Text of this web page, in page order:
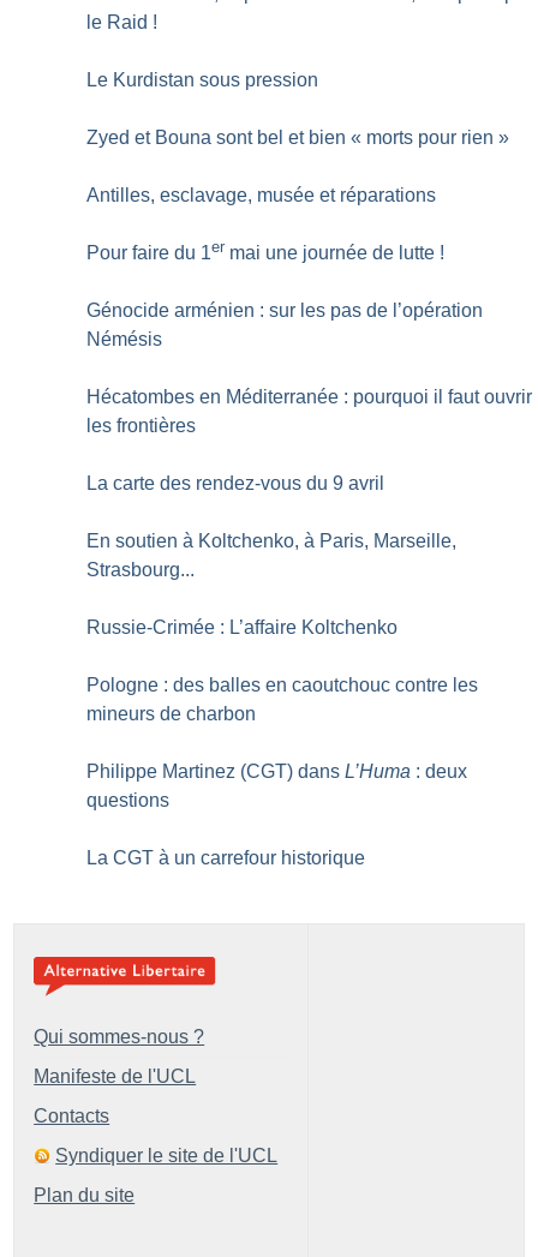
le Raid !
Le Kurdistan sous pression
Zyed et Bouna sont bel et bien « morts pour rien »
Antilles, esclavage, musée et réparations
Pour faire du 1er mai une journée de lutte !
Génocide arménien : sur les pas de l’opération
Némésis
Hécatombes en Méditerranée : pourquoi il faut ouvrir
les frontières
La carte des rendez-vous du 9 avril
En soutien à Koltchenko, à Paris, Marseille,
Strasbourg...
Russie-Crimée : L’affaire Koltchenko
Pologne : des balles en caoutchouc contre les
mineurs de charbon
Philippe Martinez (CGT) dansL’Huma : deux
questions
La CGT à un carrefour historique
Qui sommes-nous ?
Manifeste de l'UCL
Contacts
Syndiquer le site de l'UCL
Plan du site